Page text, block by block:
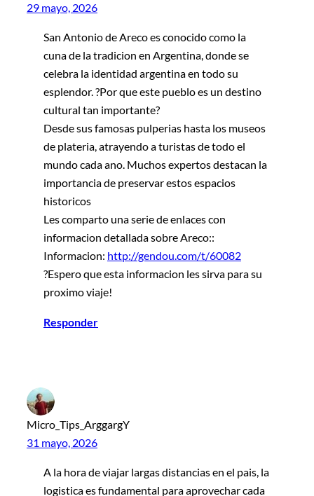
29 mayo, 2026
San Antonio de Areco es conocido como la
cuna de la tradicion en Argentina, donde se
celebra la identidad argentina en todo su
esplendor. ?Por que este pueblo es un destino
cultural tan importante?
Desde sus famosas pulperias hasta los museos
de plateria, atrayendo a turistas de todo el
mundo cada ano. Muchos expertos destacan la
importancia de preservar estos espacios
historicos
Les comparto una serie de enlaces con
informacion detallada sobre Areco::
Informacion: http://gendou.com/t/60082
?Espero que esta informacion les sirva para su
proximo viaje!
Responder
Micro_Tips_ArggargY
31 mayo, 2026
A la hora de viajar largas distancias en el pais, la
logistica es fundamental para aprovechar cada